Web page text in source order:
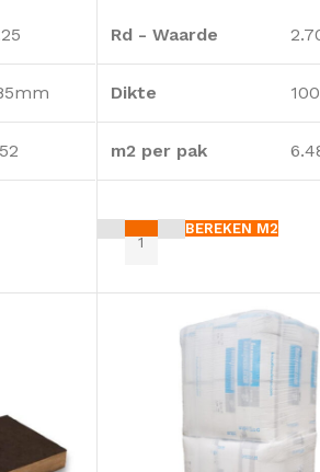
GELUIDSISOLATIE
Rd - Waarde
Dikte
m2 per pak
BEREKEN M2